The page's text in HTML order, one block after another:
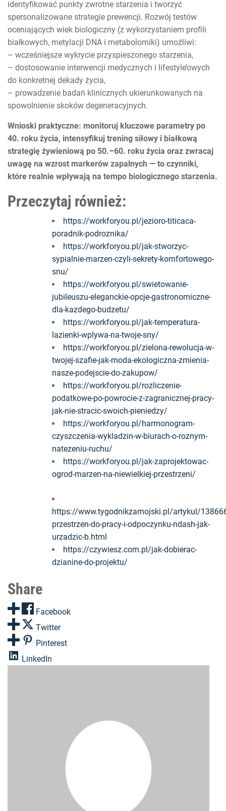
identyfikować punkty zwrotne starzenia i tworzyć
spersonalizowane strategie prewencji. Rozwój testów
oceniających wiek biologiczny (z wykorzystaniem profili
białkowych, metylacji DNA i metabolomiki) umożliwi:
– wcześniejsze wykrycie przyspieszonego starzenia,
– dostosowanie interwencji medycznych i lifestyle’owych
do konkretnej dekady życia,
– prowadzenie badań klinicznych ukierunkowanych na
spowolnienie skoków degeneracyjnych.
Wnioski praktyczne: monitoruj kluczowe parametry po
40. roku życia, intensyfikuj trening siłowy i białkową
strategię żywieniową po 50.–60. roku życia oraz zwracaj
uwagę na wzrost markerów zapalnych — to czynniki,
które realnie wpływają na tempo biologicznego starzenia.
Przeczytaj również:
https://workforyou.pl/jezioro-titicaca-
poradnik-podroznika/
https://workforyou.pl/jak-stworzyc-
sypialnie-marzen-czyli-sekrety-komfortowego-
snu/
https://workforyou.pl/swietowanie-
jubileuszu-eleganckie-opcje-gastronomiczne-
dla-kazdego-budzetu/
https://workforyou.pl/jak-temperatura-
lazienki-wplywa-na-twoje-sny/
https://workforyou.pl/zielona-rewolucja-w-
twojej-szafie-jak-moda-ekologiczna-zmienia-
nasze-podejscie-do-zakupow/
https://workforyou.pl/rozliczenie-
podatkowe-po-powrocie-z-zagranicznej-pracy-
jak-nie-stracic-swoich-pieniedzy/
https://workforyou.pl/harmonogram-
czyszczenia-wykladzin-w-biurach-o-roznym-
natezeniu-ruchu/
https://workforyou.pl/jak-zaprojektowac-
ogrod-marzen-na-niewielkiej-przestrzeni/
https://www.tygodnikzamojski.pl/artykul/
przestrzen-do-pracy-i-odpoczynku-ndash-jak-
urzadzic-b.html
https://czywiesz.com.pl/jak-dobierac-
dzianine-do-projektu/
Share
Facebook
Twitter
Pinterest
LinkedIn